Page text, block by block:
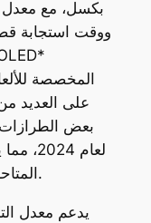
المخصصة
على العديد
بعض
المتاحة للاعبين الباحثين عن الأداء الفائق.